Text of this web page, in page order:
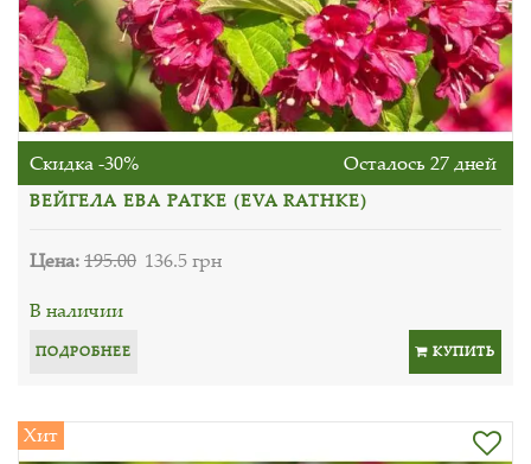
Скидка -30% Осталось 27 дней
ВЕЙГЕЛА ЕВА РАТКЕ (EVA RATHKE)
Цена:195.00 136.5 грн
В наличии
ПОДРОБНЕЕ КУПИТЬ
Хит